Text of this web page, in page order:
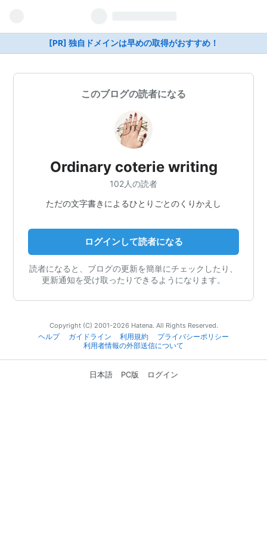
[PR] 独自ドメインは早めの取得がおすすめ！
このブログの読者になる
Ordinary coterie writing
102人の読者
ただの文字書きによるひとりごとのくりかえし
ログインして読者になる
読者になると、ブログの更新を簡単にチェックしたり、
更新通知を受け取ったりできるようになります。
Copyright (C) 2001-2026 Hatena. All Rights Reserved.
ヘルプ
ガイドライン 利用規約
プライバシーポリシー
利用者情報の外部送信について
日本語 PC版 ログイン